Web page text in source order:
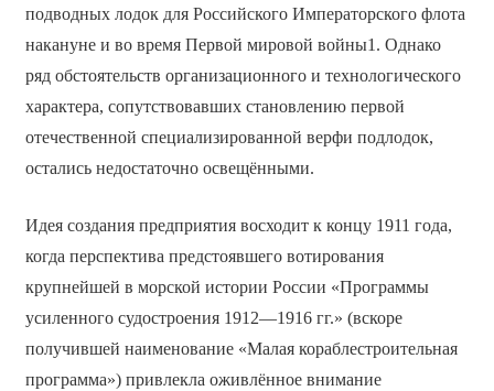
подводных лодок для Российского Императорского флота
накануне и во время Первой мировой войны1. Однако
ряд обстоятельств организационного и технологического
характера, сопутствовавших становлению первой
отечественной специализированной верфи подлодок,
остались недостаточно освещёнными.
Идея создания предприятия восходит к концу 1911 года,
когда перспектива предстоявшего вотирования
крупнейшей в морской истории России «Программы
усиленного судостроения 1912—1916 гг.» (вскоре
получившей наименование «Малая кораблестроительная
программа») привлекла оживлённое внимание